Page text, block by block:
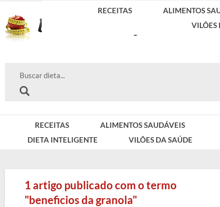
RECEITAS
ALIMENTOS SAUDÁVEIS
DIETA INTELIGENTE
VILÕES DA SAÚDE
RECEITAS
ALIMENTOS
VILÕES
1 artigo publicado com o termo
"beneficios da granola"